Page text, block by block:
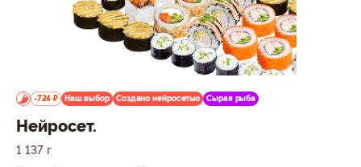
-724 ₽ Наш выбор Создано нейросетью Сырая рыба
Нейросет.
1 137 г